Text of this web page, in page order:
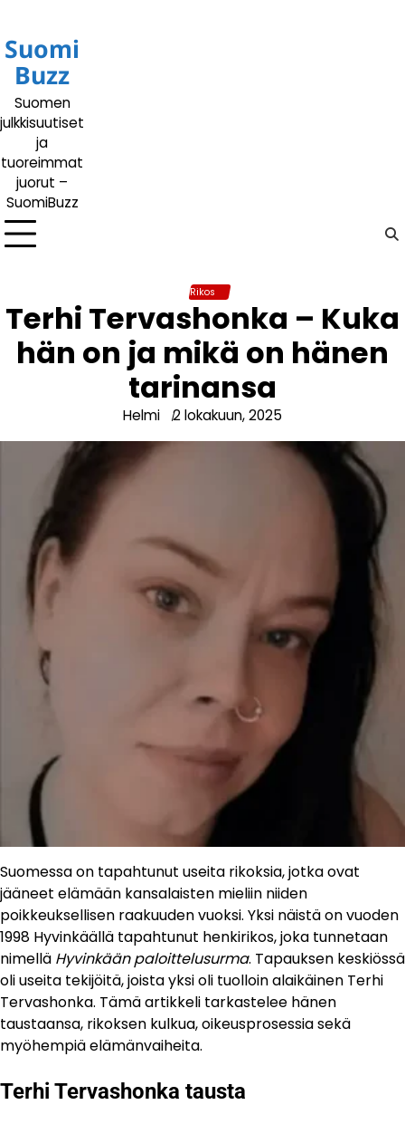
Suomi
Buzz
Suomen
julkkisuutiset
ja
tuoreimmat
juorut –
SuomiBuzz
Rikos
Terhi Tervashonka – Kuka
hän on ja mikä on hänen
tarinansa
Helmi 2 lokakuun, 2025
Suomessa on tapahtunut useita rikoksia, jotka ovat
jääneet elämään kansalaisten mieliin niiden
poikkeuksellisen raakuuden vuoksi. Yksi näistä on vuoden
1998 Hyvinkäällä tapahtunut henkirikos, joka tunnetaan
nimellä Hyvinkään paloittelusurma. Tapauksen keskiössä
oli useita tekijöitä, joista yksi oli tuolloin alaikäinen Terhi
Tervashonka. Tämä artikkeli tarkastelee hänen
taustaansa, rikoksen kulkua, oikeusprosessia sekä
myöhempiä elämänvaiheita.
Terhi Tervashonka tausta